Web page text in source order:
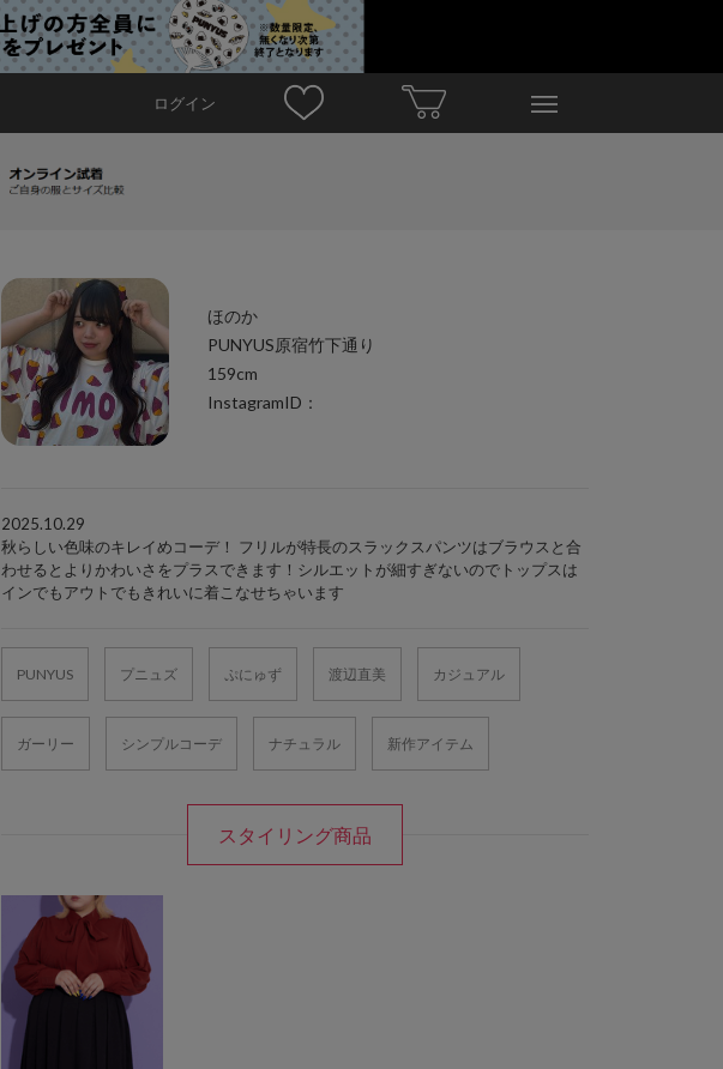
ログイン
ほのか
PUNYUS原宿竹下通り
159cm
InstagramID：
2025.10.29
秋らしい色味のキレイめコーデ！ フリルが特長のスラックスパンツはブラウスと合
わせるとよりかわいさをプラスできます！シルエットが細すぎないのでトップスは
インでもアウトでもきれいに着こなせちゃいます
PUNYUS プニュズ ぷにゅず 渡辺直美 カジュアル
ガーリー シンプルコーデ ナチュラル 新作アイテム
スタイリング商品